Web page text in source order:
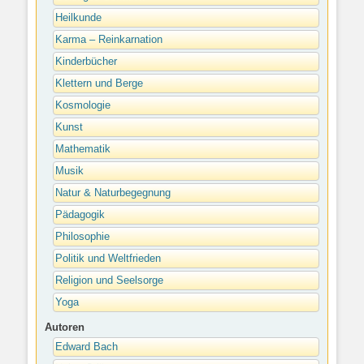
Heilkunde
Karma – Reinkarnation
Kinderbücher
Klettern und Berge
Kosmologie
Kunst
Mathematik
Musik
Natur & Naturbegegnung
Pädagogik
Philosophie
Politik und Weltfrieden
Religion und Seelsorge
Yoga
Autoren
Edward Bach